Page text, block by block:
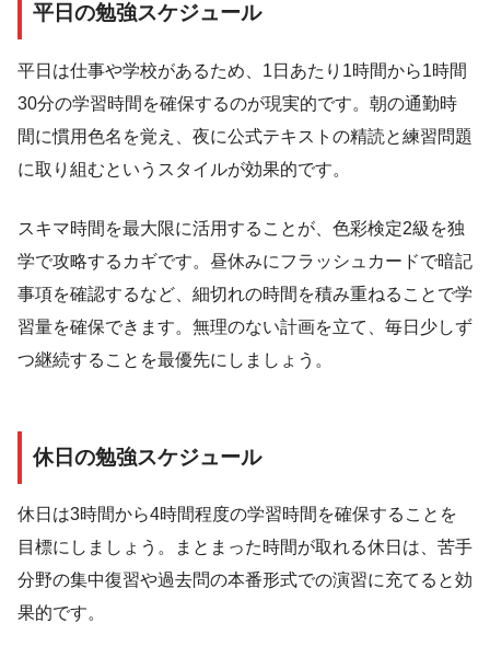
平日の勉強スケジュール
平日は仕事や学校があるため、1日あたり1時間から1時間
30分の学習時間を確保するのが現実的です。朝の通勤時
間に慣用色名を覚え、夜に公式テキストの精読と練習問題
に取り組むというスタイルが効果的です。
スキマ時間を最大限に活用することが、色彩検定2級を独
学で攻略するカギです。昼休みにフラッシュカードで暗記
事項を確認するなど、細切れの時間を積み重ねることで学
習量を確保できます。無理のない計画を立て、毎日少しず
つ継続することを最優先にしましょう。
休日の勉強スケジュール
休日は3時間から4時間程度の学習時間を確保することを
目標にしましょう。まとまった時間が取れる休日は、苦手
分野の集中復習や過去問の本番形式での演習に充てると効
果的です。